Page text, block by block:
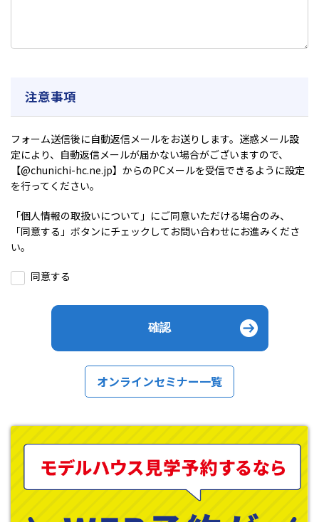
注意事項
フォーム送信後に自動返信メールをお送りします。迷惑メール設
定により、自動返信メールが届かない場合がございますので、
【@chunichi-hc.ne.jp】からのPCメールを受信できるように設定
を行ってください。
「個人情報の取扱いについて 」にご同意いただける場合のみ、
「同意する」ボタンにチェックしてお問い合わせにお進みくださ
い。
同意する
オンラインセミナー一覧